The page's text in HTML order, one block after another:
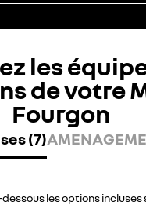
les
de votre
Fourgon
(7)
les options incluses